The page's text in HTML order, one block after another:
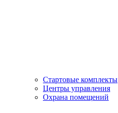
Стартовые комплекты
Центры управления
Охрана помещений